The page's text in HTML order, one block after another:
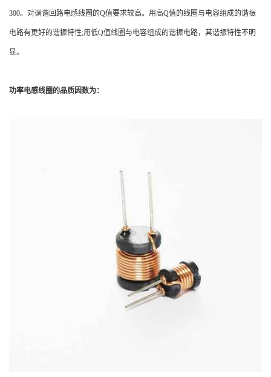
300。对调谐回路电感线圈的Q值要求较高。用高Q值的线圈与电容组成的谐振
电路有更好的谐振特性;用低Q值线圈与电容组成的谐振电路，其谐振特性不明
显。
功率电感线圈的品质因数为：